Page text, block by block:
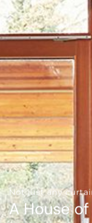
Not just any
A House